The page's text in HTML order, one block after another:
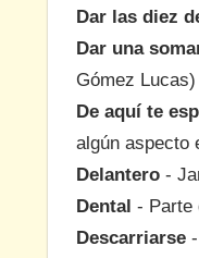
Dar las diez
Dar una
Gómez Lucas)
De aquí te
algún aspecto
Delantero-
Dental - Parte
Descarriarse-